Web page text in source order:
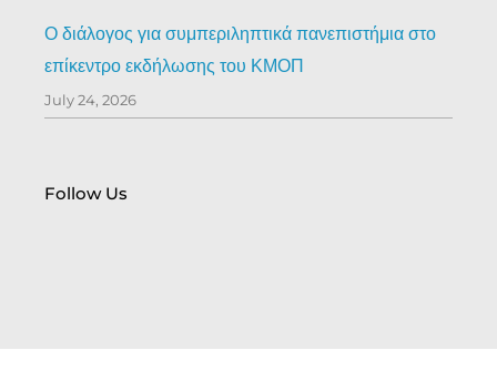
Ο διάλογος για συμπεριληπτικά πανεπιστήμια στο
επίκεντρο εκδήλωσης του ΚΜΟΠ
July 24, 2026
Follow Us